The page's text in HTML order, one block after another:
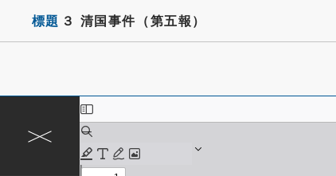
標題 ３ 清国事件（第五報）